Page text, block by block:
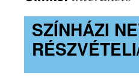
SZÍNHÁZI